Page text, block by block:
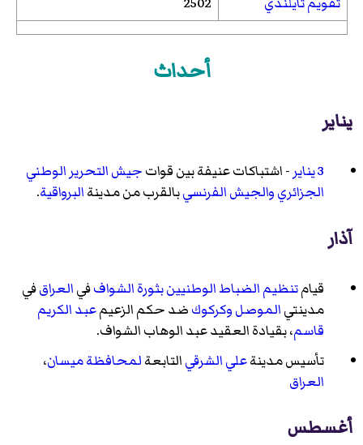
أحداث
يناير
3 يناير - اشتباكات عنيفة بين قواتجيش التحرير الوطني
الجزائريوالجيش الفرنسيبالقرب من مدينةالبرواقية.
آذار
قيامتنظيم الضباط الوطنيينبثورة الشواففيالعراقفي
مدينتيالموصلوكركوكضد حكم الزعيمعبد الكريم
قاسم، بقيادة العقيد عبد الوهاب الشواف.
تأسيس مدينةعلي الشرقيالتابعةلمحافظة ميسان،
العراق
أغسطس